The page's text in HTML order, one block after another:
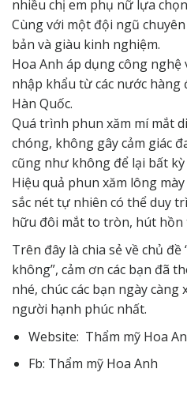
nhiều chị em phụ nữ lựa
Cùng với một đội ngũ
bản và giàu kinh nghiệm.
Hoa Anh áp dụng công
nhập khẩu từ các nước hàng
Hàn Quốc.
Quá trình phun xăm mí mắt
chóng, không gây cảm giác
cũng như không để lại bất
Hiệu quả phun xăm lông
sắc nét tự nhiên có thể duy
hữu đôi mắt to tròn, hút hồn
Trên đây là chia sẻ về chủ đề
không”, cảm ơn các bạn đã
nhé, chúc các bạn ngày càng
người hạnh phúc nhất.
Website: Thẩm mỹ Hoa
Fb: Thẩm mỹ Hoa Anh